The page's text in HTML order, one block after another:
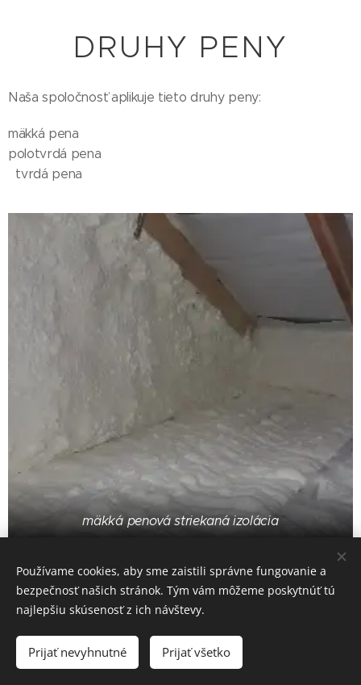
DRUHY PENY
Naša spoločnosť aplikuje tieto druhy peny:
mäkká pena
polotvrdá pena
tvrdá pena
mäkká penová striekaná izolácia
Používame cookies, aby sme zaistili správne fungovanie a
bezpečnosť našich stránok. Tým vám môžeme poskytnúť tú
najlepšiu skúsenosť z ich návštevy.
Prijať nevyhnutné Prijať všetko